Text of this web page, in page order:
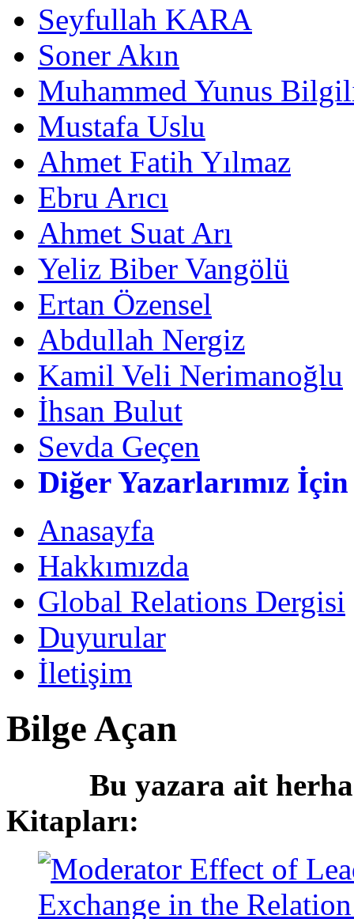
Seyfullah KARA
Soner Akın
Muhammed Yunus
Mustafa Uslu
Ahmet Fatih Yılmaz
Ebru Arıcı
Ahmet Suat Arı
Yeliz Biber Vangölü
Ertan Özensel
Abdullah Nergiz
Kamil Veli Nerimanoğlu
İhsan Bulut
Sevda Geçen
Diğer Yazarlarımız İçin
Anasayfa
Hakkımızda
Global Relations Dergisi
Duyurular
İletişim
Bilge Açan
Bu yazara ait
Kitapları: